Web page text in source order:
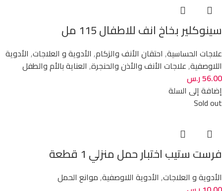
سينوكلير بخاخ انف للاطفال 115 مل
علاجات الحساسية, احتقان الأنف والزكام, الأدوية و العلاجات, الأدوية
اللاوصفية,علاجات الأنف والأذن والحنجرة, العناية بالأم والطفل
56.00ر.س
إضافة إلى السلة
Sold out
فرست ستيب اختبار حمل منزلي 1 قطعة
الأدوية و العلاجات, الأدوية اللاوصفية,موانع الحمل